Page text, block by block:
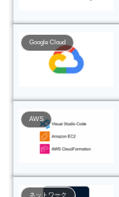
Google Cloud
AWS
ネットワーク